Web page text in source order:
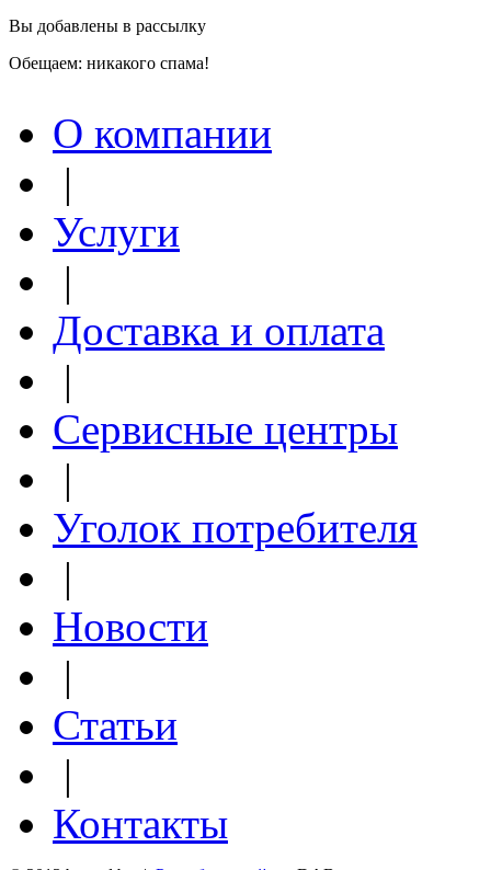
Вы добавлены в рассылку
Обещаем: никакого спама!
О компании
|
Услуги
|
Доставка и оплата
|
Сервисные центры
|
Уголок потребителя
|
Новости
|
Статьи
|
Контакты